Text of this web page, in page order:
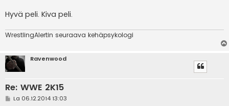
Hyvä peli. Kiva peli.
WrestlingAlertin seuraava kehäpsykologi
Ravenwood
Re: WWE 2K15
VLa 06.12.2014 13:03